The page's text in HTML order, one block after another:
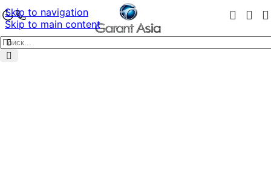
Skip to navigation
Skip to main content